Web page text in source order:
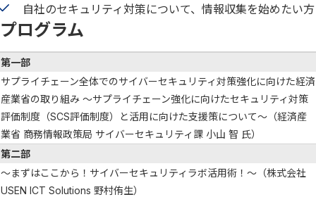
自社のセキュリティ対策について、情報収集を始めたい方
プログラム
第一部
サプライチェーン全体でのサイバーセキュリティ対策強化に向けた経済
産業省の取り組み ～サプライチェーン強化に向けたセキュリティ対策
評価制度（SCS評価制度）と活用に向けた支援策について～（経済産
業省 商務情報政策局 サイバーセキュリティ課 小山 智 氏）
第二部
～まずはここから！サイバーセキュリティラボ活用術！～（株式会社
USEN ICT Solutions 野村侑生）